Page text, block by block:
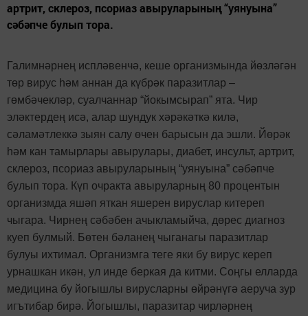
артрит, склероз, псориаз авыруларының “уянуына”
сәбәпче булып тора.
Галимнәрнең испләвенчә, кеше организмында йөзләгән
төр вирус һәм аннан да күбрәк паразитлар –
гөмбәчекләр, суалчаннар “йокымсырап” ята. Чир
эләктердең исә, алар шундук хәрәкәткә килә,
сәламәтлеккә зыян салу өчен барысын да эшли. Йөрәк
һәм кан тамырлары авырулары, диабет, инсульт, артрит,
склероз, псориаз авыруларының “уянуына” сәбәпче
булып тора. Күп очракта авыруларның 80 процентын
организмда яшәп яткан яшерен вируслар китереп
чыгара. Чирнең сәбәбен ачыкламыйча, дөрес диагноз
куеп булмый. Бөтен бәланең чыганагы паразитлар
булуы ихтимал. Организмга теге яки бу вирус кереп
урнашкан икән, ул инде беркая да китми. Соңгы елларда
медицина бу йогышлы вирусларны өйрәнүгә аеруча зур
игътибар бирә. Йогышлы, паразитар чирләрнең